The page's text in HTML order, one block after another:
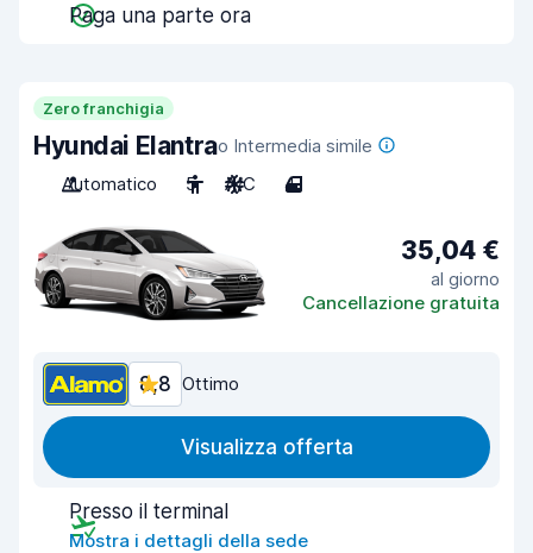
Paga una parte ora
Zero franchigia
Hyundai Elantrao Intermedia simile
Automatico
5 A/C 4
35,04 €
al giorno
Cancellazione gratuita
8,8 Ottimo
Visualizza offerta
Presso il terminal
Mostra i dettagli della sede